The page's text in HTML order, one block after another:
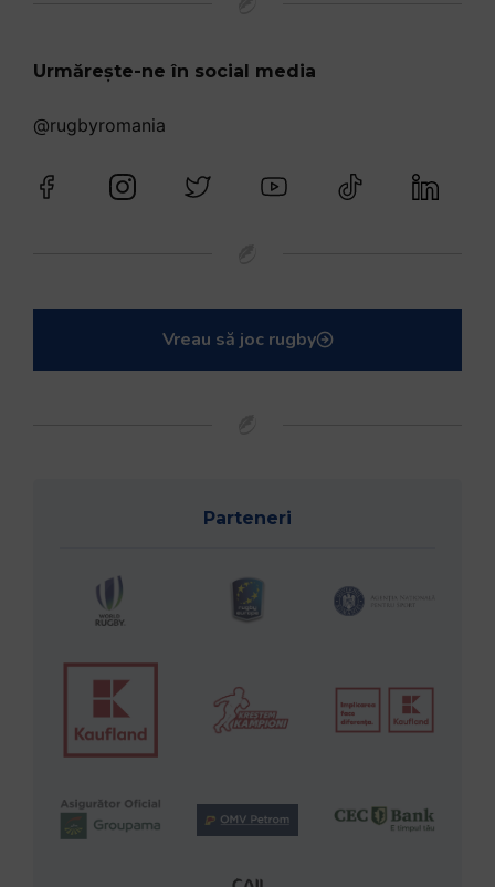
Urmărește-ne în social media
@rugbyromania
Vreau să joc rugby
Parteneri